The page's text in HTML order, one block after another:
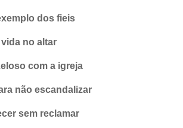
dos fieis
no altar
com a igreja
não escandalizar
sem reclamar